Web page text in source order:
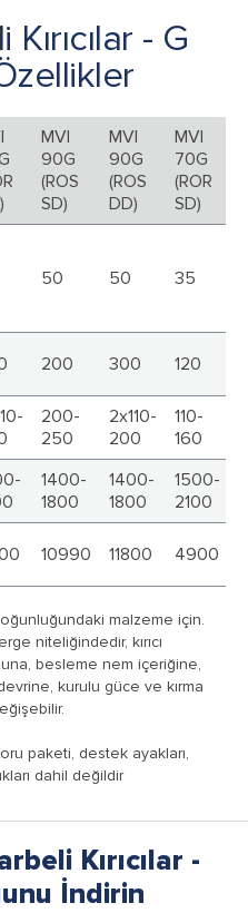
- G
MVI
90G
(ROS
SD)
MVI
90G
(ROS
DD)
MVI
70G
(ROR
SD)
50 50 35
200 300 120
200-
250
2x110-
200
110-
160
1400-
1800
1400-
1800
1500-
2100
10990 11800 4900
malzeme için.
niteliğindedir, kırıcı
besleme nem içeriğine,
kurulu güce ve kırma
paketi, destek ayakları,
dahil değildir
Kırıcılar -
İndirin